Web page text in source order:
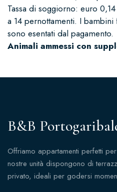
Tassa di soggiorno: euro
a 14 pernottamenti. I
sono esentati dal pagamento.
Animali ammessi con
B&B
Offriamo appartamenti perfetti
nostre unità dispongono di
privato, ideali per godersi